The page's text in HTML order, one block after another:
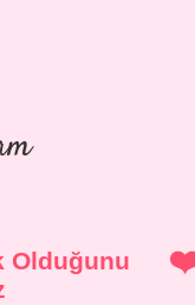
Olduğunu